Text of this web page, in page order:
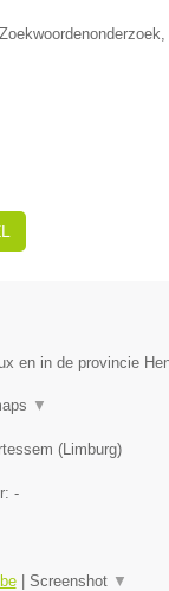
en in de provincie
▼
(Limburg)
-
| Screenshot ▼